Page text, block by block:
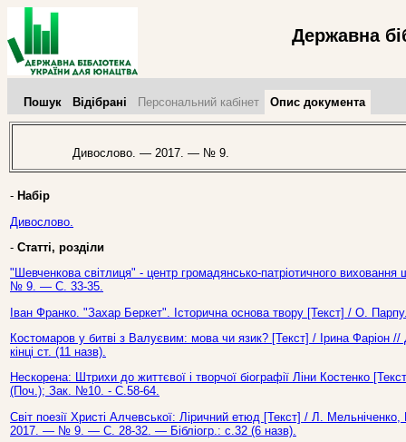
Державна
Пошук Відібрані Персональний кабінет Опис документа
Дивослово. — 2017. — № 9.
- Набір
Дивослово.
- Статті, розділи
"Шевченкова світлиця" - центр громадянсько-патріотичного
№ 9. — С. 33-35.
Іван Франко. "Захар Беркет". Історична основа твору [Текст] / О.
Костомаров у битві з Валуєвим: мова чи язик? [Текст] / Ірина
кінці ст. (11 назв).
Нескорена: Штрихи до життєвої і творчої біографії Ліни Костенко
(Поч.); Зак. №10. - С.58-64.
Світ поезії Христі Алчевської: Ліричний етюд [Текст] / Л.
2017. — № 9. — С. 28-32. — Бібліогр.: с.32 (6 назв).